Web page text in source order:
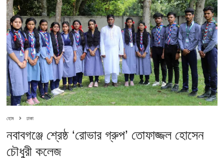
হোম ঢাকা
নবাবগঞ্জে শ্রেষ্ঠ ‘রোভার গ্রুপ’ তোফাজ্জল হোসেন
চৌধুরী কলেজ